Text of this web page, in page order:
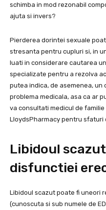
schimba in mod rezonabil
ajuta si invers?
Pierderea dorintei sexuale
stresanta pentru cupluri si, in
luati in considerare cautarea
specializate pentru a rezolva
putea indica, de asemenea, un
problema medicala, asa ca ar
va consultati medicul de
LloydsPharmacy pentru sfaturi
Libidoul
disfunctiei
Libidoul scazut poate fi uneori
(cunoscuta si sub numele de